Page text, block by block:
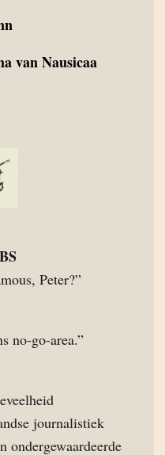
van Nausicaa
Peter?”
no-go-area.”
journalistiek
ondergewaardeerde